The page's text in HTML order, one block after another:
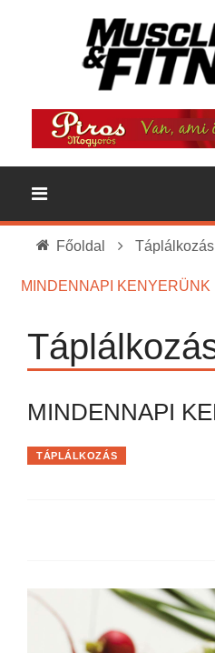
Főoldal Táplálkozás
MINDENNAPI KENYERÜNK
MINDENNAPI
TÁPLÁLKOZÁS